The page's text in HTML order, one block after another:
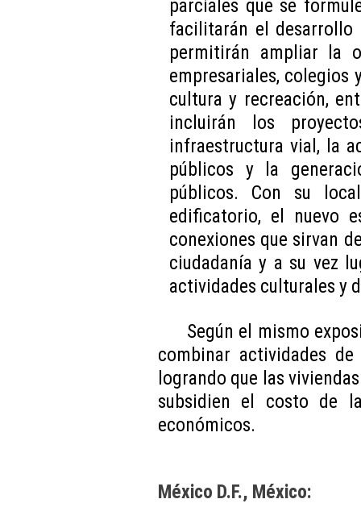
parciales que se
facilitarán el desarrollo
permitirán ampliar la
empresariales, colegios
cultura y recreación,
incluirán los
infraestructura vial, la
públicos y la
públicos. Con su
edificatorio, el nuevo
conexiones que sirvan
ciudadanía y a su vez
actividades culturales y
Según el mismo
combinar actividades
logrando que las
subsidien el costo de
económicos.
México D.F., México: